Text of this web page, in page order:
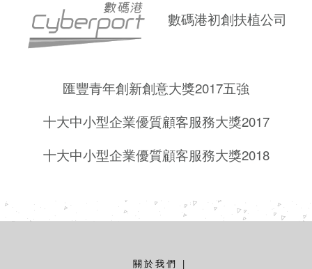
數碼港初創扶植公司
匯豐青年創新創意大獎2017五強
十大中小型企業優質顧客服務大獎2017
十大中小型企業優質顧客服務大獎2018
關於我們 |